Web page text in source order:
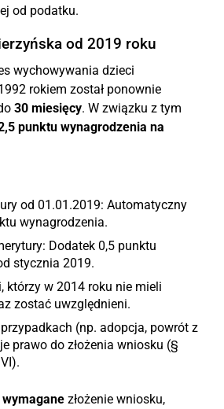
od podatku.
od 2019 roku
wychowywania dzieci
rokiem został ponownie
30 miesięcy. W związku z tym
punktu wynagrodzenia na
od 01.01.2019: Automatyczny
wynagrodzenia.
Dodatek 0,5 punktu
stycznia 2019.
którzy w 2014 roku nie mieli
zostać uwzględnieni.
(np. adopcja, powrót z
prawo do złożenia wniosku (§
złożenie wniosku,